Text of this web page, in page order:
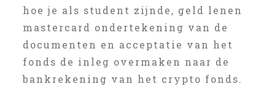
hoe je als student zijnde, geld lenen
mastercard ondertekening van de
documenten en acceptatie van het
fonds de inleg overmaken naar de
bankrekening van het crypto fonds.